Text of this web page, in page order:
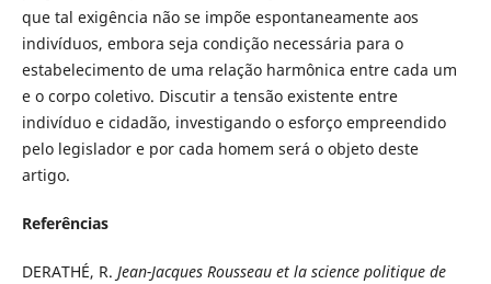
que tal exigência não se impõe espontaneamente aos
indivíduos, embora seja condição necessária para o
estabelecimento de uma relação harmônica entre cada um
e o corpo coletivo. Discutir a tensão existente entre
indivíduo e cidadão, investigando o esforço empreendido
pelo legislador e por cada homem será o objeto deste
artigo.
Referências
DERATHÉ, R. Jean-Jacques Rousseau et la science politique de